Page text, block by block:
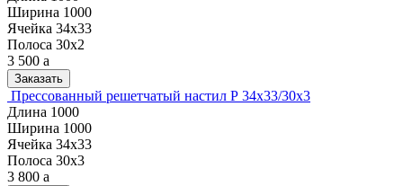
Ширина 1000
Ячейка 34х33
Полоса 30х2
3 500 a
Заказать
Прессованный решетчатый настил Р 34х33/30х3
Длина 1000
Ширина 1000
Ячейка 34х33
Полоса 30х3
3 800 a